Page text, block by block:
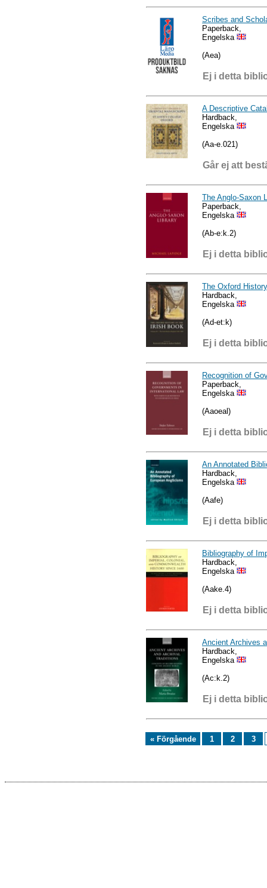
Scribes and
Paperback,
Engelska
(Aea)
Ej i detta
A Descriptive
Hardback,
Engelska
(Aa-e.021)
Går ej att
The Anglo-Saxon
Paperback,
Engelska
(Ab-e:k.2)
Ej i detta
The Oxford
Hardback,
Engelska
(Ad-et:k)
Ej i detta
Recognition of
Paperback,
Engelska
(Aaoeal)
Ej i detta
An Annotated
Hardback,
Engelska
(Aafe)
Ej i detta
Bibliography of
Hardback,
Engelska
(Aake.4)
Ej i detta
Ancient Archives
Hardback,
Engelska
(Ac:k.2)
Ej i detta
« Förgående 1 2 3